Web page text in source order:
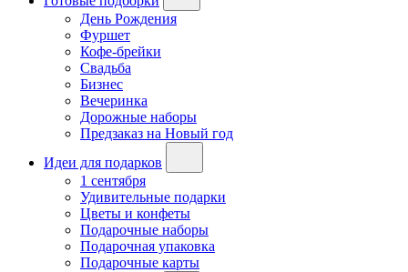
День Рождения
Фуршет
Кофе-брейки
Свадьба
Бизнес
Вечеринка
Дорожные наборы
Предзаказ на Новый год
Идеи для подарков
1 сентября
Удивительные подарки
Цветы и конфеты
Подарочные наборы
Подарочная упаковка
Подарочные карты